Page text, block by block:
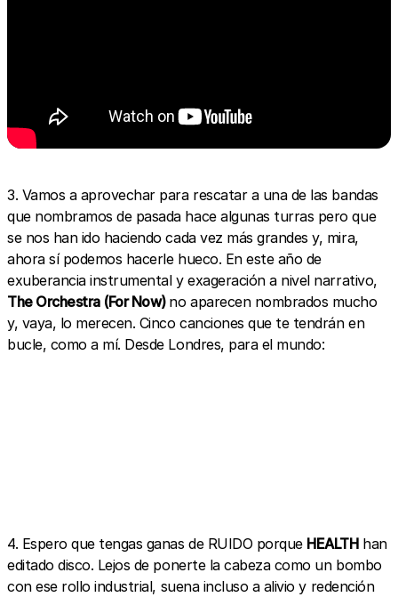
3. Vamos a aprovechar para rescatar a una de las bandas
que nombramos de pasada hace algunas turras pero que
se nos han ido haciendo cada vez más grandes y, mira,
ahora sí podemos hacerle hueco. En este año de
exuberancia instrumental y exageración a nivel narrativo,
The Orchestra (For Now) no aparecen nombrados mucho
y, vaya, lo merecen. Cinco canciones que te tendrán en
bucle, como a mí. Desde Londres, para el mundo:
4. Espero que tengas ganas de RUIDO porque HEALTHhan
editado disco. Lejos de ponerte la cabeza como un bombo
con ese rollo industrial, suena incluso a alivio y redención